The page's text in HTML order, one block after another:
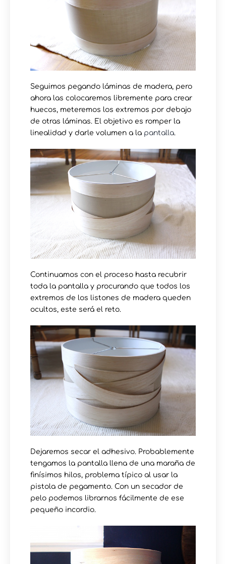
Seguimos pegando láminas de madera, pero
ahora las colocaremos libremente para crear
huecos, meteremos los extremos por debajo
de otras láminas. El objetivo es romper la
linealidad y darle volumen a la pantalla.
Continuamos con el proceso hasta recubrir
toda la pantalla y procurando que todos los
extremos de los listones de madera queden
ocultos, este será el reto.
Dejaremos secar el adhesivo. Probablemente
tengamos la pantalla llena de una maraña de
finísimos hilos, problema típico al usar la
pistola de pegamento. Con un secador de
pelo podemos librarnos fácilmente de ese
pequeño incordio.